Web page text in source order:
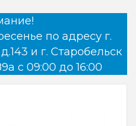
по адресу г.
и г. Старобельск
с 09:00 до 16:00